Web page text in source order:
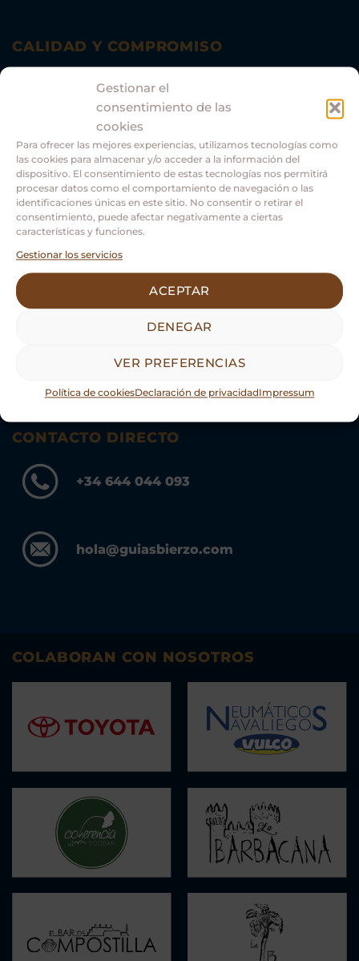
Gestionar el
consentimiento de las
cookies
Para ofrecer las mejores experiencias, utilizamos tecnologías como
las cookies para almacenar y/o acceder a la información del
dispositivo. El consentimiento de estas tecnologías nos permitirá
procesar datos como el comportamiento de navegación o las
identificaciones únicas en este sitio. No consentir o retirar el
consentimiento, puede afectar negativamente a ciertas
características y funciones.
Gestionar los servicios
ACEPTAR
DENEGAR
VER PREFERENCIAS
Política de cookiesDeclaración de privacidadImpressum
CALIDAD Y COMPROMISO
Comprometidos con el medio ambiente.
Asociación Guías Oficiales Turismo Castilla y León.
CONTACTO DIRECTO
+34 644 044 093
hola@guiasbierzo.com
COLABORAN CON NOSOTROS